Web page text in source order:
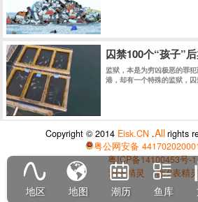
囚禁100个“孩子”
监狱，本是为穷凶极恶的罪
港，却有一个特殊的监狱，
Copyright © 2014 Eisk.CN .Allrights
粤公网安备
粤ICP备14100453号-1
潮汐精灵
潮汐表精灵
地区 地图 潮历 鱼库